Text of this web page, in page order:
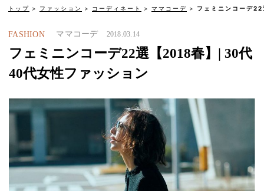
トップ ファッション コーディネート ママコーデ フェミニンコーデ
FASHION ママコーデ 2018.03.14
フェミニンコーデ22選【2018春】| 30代
40代女性ファッション